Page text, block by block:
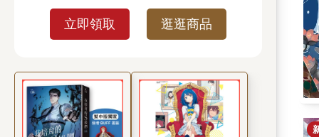
立即領取 逛逛商品